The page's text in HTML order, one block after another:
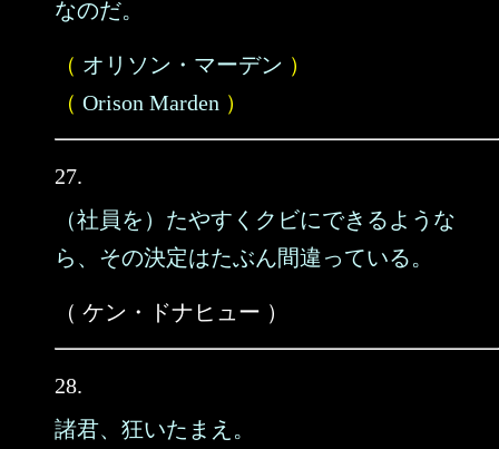
なのだ。
（ オリソン・マーデン ）
（ Orison Marden ）
27.
（社員を）たやすくクビにできるような
ら、その決定はたぶん間違っている。
（ ケン・ドナヒュー ）
28.
諸君、狂いたまえ。